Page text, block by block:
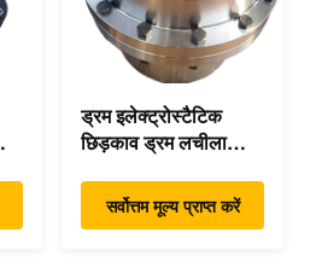
ड्रम इलेक्ट्रोस्टैटिक
छिड़काव ड्रम लचीला
सर्वोत्तम मूल्य प्राप्त करें